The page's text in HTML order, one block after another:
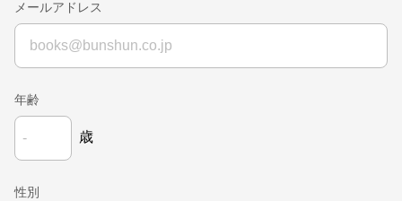
メールアドレス
年齢
歳
性別